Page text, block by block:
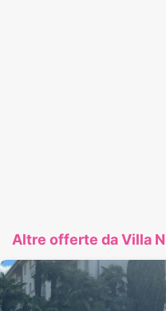
Altre offerte da Villa